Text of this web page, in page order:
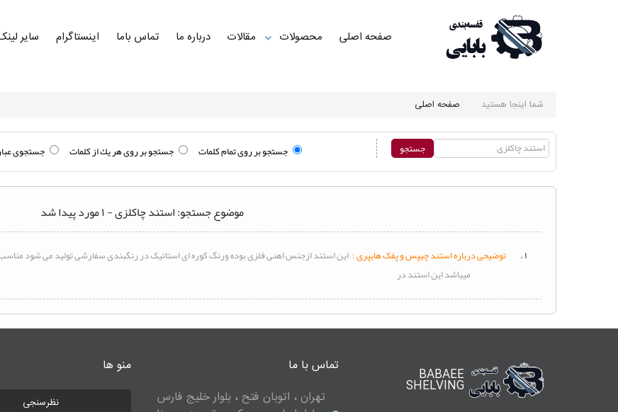
صفحه اصلی محصولات مقالات درباره ما تماس باما اینستاگرام سایر
شما اینجا هستید صفحه اصلی
جستجو بر روی تمام كلمات جستجو بر روی هر يك از كلمات جستجوی
موضوع جستجو: استند چاکلزی - ۱ مورد پیدا شد
۱ . توضیحی دربارهاستندچیپس و پفک هایپری : ایناستندازجنس اهنی فلزی بوده ورنگ کوره ای استاتیک در رنگبندی سفارشی تولید می شود
میباشد ایناستنددر
BABAEE
SHELVING
تماس با ما
تهران ، اتوبان فتح ، بلوار خلیج فارس
منو ها
نظرسنجی